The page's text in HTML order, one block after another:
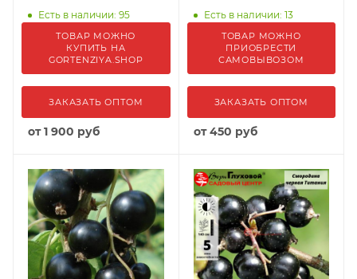
Есть в наличии: 95
ТОВАР МОЖНО
КУПИТЬ НА
GORTENZIYA.SHOP
ЗАКАЗАТЬ ОПТОМ
от1 900 руб
Есть в наличии: 13
ТОВАР МОЖНО
ПРИОБРЕСТИ
САМОВЫВОЗОМ
ЗАКАЗАТЬ ОПТОМ
от450 руб